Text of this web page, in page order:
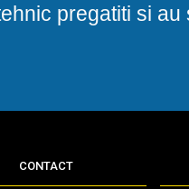
pregatiti si
CONTACT